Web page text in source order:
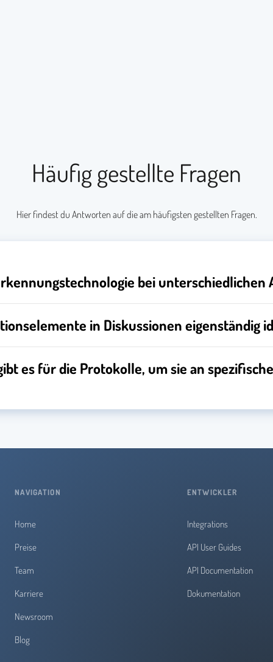
Häufig gestellte Fragen
Hier findest du Antworten auf die am häufigsten gestellten Fragen.
bei unterschiedlichen
in Diskussionen eigenständig
es für die Protokolle, um sie an
NAVIGATION
Home
Preise
Team
Karriere
Newsroom
Blog
ENTWICKLER
Integrations
API User Guides
API Documentation
Dokumentation